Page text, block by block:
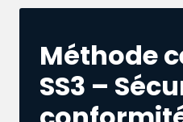
Méthode
SS3 –